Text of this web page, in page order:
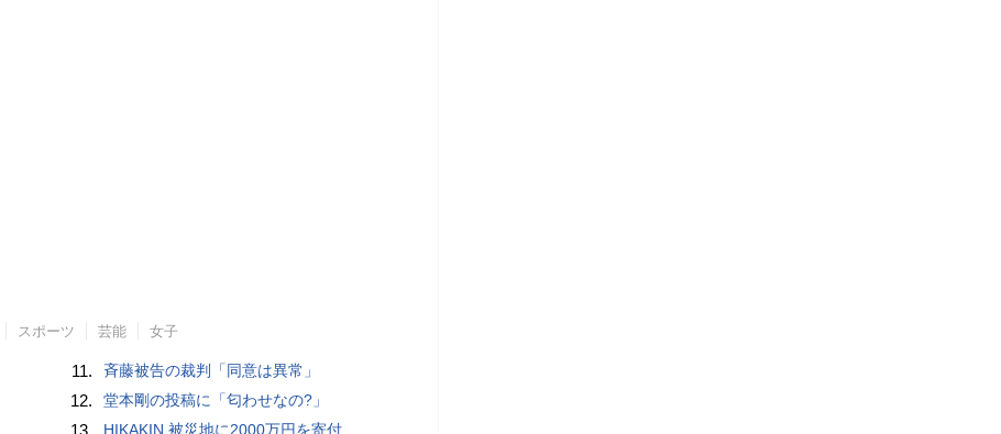
スポーツ 芸能 女子
11. 斉藤被告の裁判「同意は異常」
12. 堂本剛の投稿に「匂わせなの?」
13. HIKAKIN 被災地に2000万円を寄付